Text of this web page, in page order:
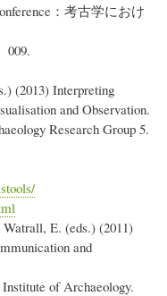
：考古学におけ
009.
(2013) Interpreting
and Observation.
Research Group 5.
Watrall, E. (eds.) (2011)
and
of Archaeology.